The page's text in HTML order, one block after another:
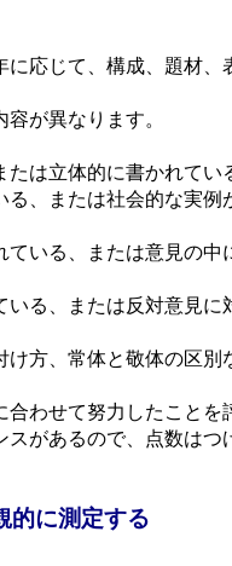
応じて、構成、題材、
が異なります。
は立体的に書かれてい
、または社会的な実例
いる、または意見の中
る、または反対意見に
方、常体と敬体の区別
わせて努力したことを
があるので、点数はつ
的に測定する